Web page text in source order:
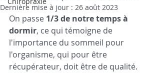
Dernière mise à jour : 26 août 2023
On passe 1/3 de notre temps à
dormir, ce qui témoigne de
l'importance du sommeil pour
l'organisme, qui pour être
récupérateur, doit être de qualité.